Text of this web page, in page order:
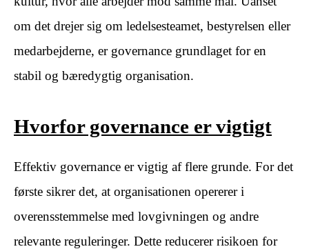
om det drejer sig om ledelsesteamet, bestyrelsen eller
medarbejderne, er governance grundlaget for en
stabil og bæredygtig organisation.
Hvorfor governance er vigtigt
Effektiv governance er vigtig af flere grunde. For det
første sikrer det, at organisationen opererer i
overensstemmelse med lovgivningen og andre
relevante reguleringer. Dette reducerer risikoen for